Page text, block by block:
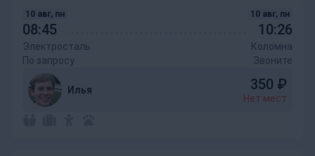
08:45
10 авг, пн
Электросталь
По запросу
10:26
10 авг, пн
Коломна
Звоните
Илья 350 ₽
Нет мест